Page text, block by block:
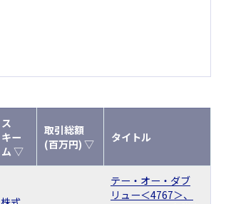
ス
キー
ム ▽
取引総額
(百万円) ▽
タイトル
テー・オー・ダブ
リュー＜4767＞、